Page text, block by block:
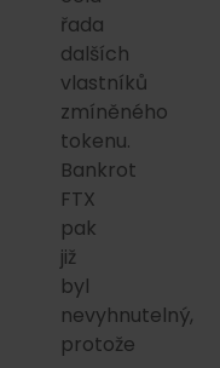
řada
dalších
vlastníků
zmíněného
tokenu.
Bankrot
FTX
pak
již
byl
nevyhnutelný,
protože